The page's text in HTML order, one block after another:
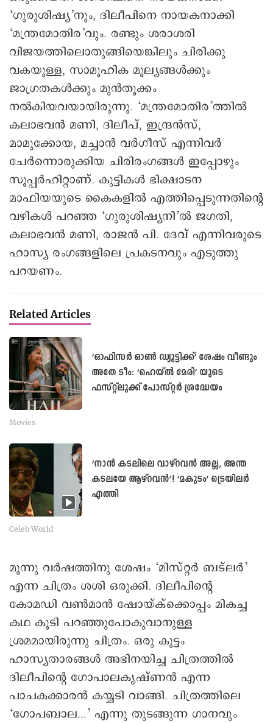
‘ഗുരുശിഷ്യ’നും, ദിലീപിനെ നായകനാക്കി
‘മന്ത്രമോതിര’വും. രണ്ടും ശരാശരി
വിജയത്തിലൊതുങ്ങിയെങ്കിലും ചിരിക്കു
വകയുള്ള, സാമൂഹിക മൂല്യങ്ങള്‍ക്കും
ജാഗ്രതകള്‍ക്കും മുന്‍തൂക്കം
നല്‍കിയവയായിരുന്നു. ‘മന്ത്രമോതിര’ത്തില്‍
കലാഭവന്‍ മണി, ദിലീപ്, ഇന്ദ്രന്‍സ്,
മാമുക്കോയ, മച്ചാന്‍ വര്‍ഗീസ് എന്നിവര്‍
ചേര്‍ന്നൊരുക്കിയ ചിരിരംഗങ്ങള്‍ ഇപ്പോഴും
സൂപ്പര്‍ഹിറ്റാണ്. കുട്ടികള്‍ ഭിക്ഷാടന
മാഫിയയുടെ കൈകളില്‍ എത്തിപ്പെടുന്നതിന്റെ
വഴികള്‍ പറഞ്ഞ ‘ഗുരുശിഷ്യനി’ല്‍ ജഗതി,
കലാഭവന്‍ മണി, രാജന്‍ പി. ദേവ് എന്നിവരുടെ
ഹാസ്യ രംഗങ്ങളിലെ പ്രകടനവും എടുത്തു
പറയണം.
Related Articles
‘ഓഫിസർ ഓൺ ഡ്യൂട്ടിക്ക്’ ശേഷം വീണ്ടും
അതേ ടീം: ‘ഹെയ്ൽ മേരി’ യുടെ
ഫസ്റ്റ്ലുക്ക് പോസ്റ്റർ ശ്രദ്ധേയം
Movies
‘നാൻ കടലിലെ വാഴ്റവൻ അല്ല, അന്ത
കടലയേ ആഴ്റവൻ’! ‘മകുടം’ ട്രെയിലര്‍
എത്തി
Celeb World
മൂന്നു വര്‍ഷത്തിനു ശേഷം ‘മിസ്റ്റര്‍ ബട്‌ലര്‍’
എന്ന ചിത്രം ശശി ഒരുക്കി. ദിലീപിന്റെ
കോമഡി വണ്‍മാന്‍ ഷോയ്ക്‌ക്കൊപ്പം മികച്ച
കഥ കൂടി പറഞ്ഞുപോകുവാനുള്ള
ശ്രമമായിരുന്നു ചിത്രം. ഒരു കൂട്ടം
ഹാസ്യതാരങ്ങള്‍ അഭിനയിച്ച ചിത്രത്തില്‍
ദിലീപിന്റെ ഗോപാലകൃഷ്ണന്‍ എന്ന
പാചകക്കാരന്‍ കയ്യടി വാങ്ങി. ചിത്രത്തിലെ
‘ഗോപബാല...’ എന്നു തുടങ്ങുന്ന ഗാനവും